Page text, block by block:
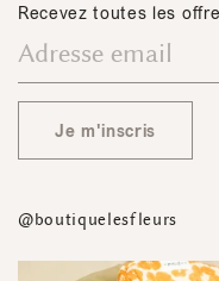
Recevez toutes les
Je m'inscris
@boutiquelesfleurs